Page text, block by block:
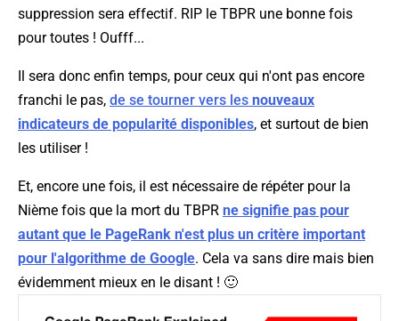
suppression sera effectif. RIP le TBPR une bonne fois
pour toutes ! Oufff...
Il sera donc enfin temps, pour ceux qui n'ont pas encore
franchi le pas, de se tourner vers les nouveaux
indicateurs de popularité disponibles, et surtout de bien
les utiliser !
Et, encore une fois, il est nécessaire de répéter pour la
Nième fois que la mort du TBPR ne signifie pas pour
autant que le PageRank n'est plus un critère important
pour l'algorithme de Google. Cela va sans dire mais bien
évidemment mieux en le disant ! 🙂